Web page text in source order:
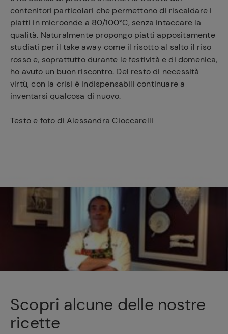
contenitori particolari che permettono di riscaldare i
piatti in microonde a 80/100°C, senza intaccare la
qualità. Naturalmente propongo piatti appositamente
studiati per il take away come il risotto al salto il riso
rosso e, soprattutto durante le festività e di domenica,
ho avuto un buon riscontro. Del resto di necessità
virtù, con la crisi è indispensabili continuare a
inventarsi qualcosa di nuovo.
Testo e foto di Alessandra Cioccarelli
Scopri alcune delle nostre
ricette
Ricette
preferite